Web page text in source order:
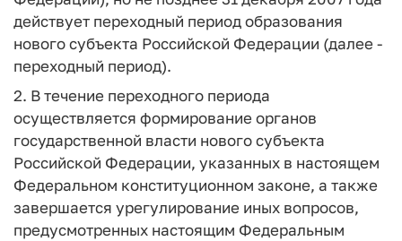
действует переходный период образования
нового субъекта Российской Федерации (далее -
переходный период).
2. В течение переходного периода
осуществляется формирование органов
государственной власти нового субъекта
Российской Федерации, указанных в настоящем
Федеральном конституционном законе, а также
завершается урегулирование иных вопросов,
предусмотренных настоящим Федеральным